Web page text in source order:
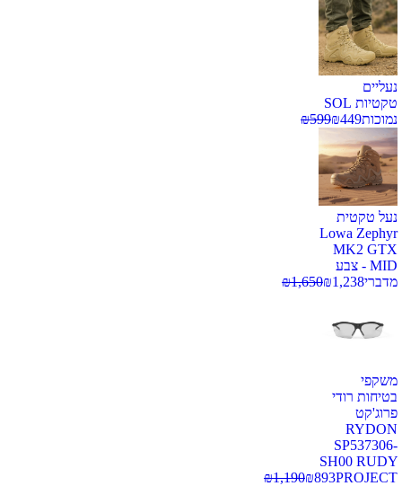
נעליים
טקטיות SOL
נמוכות
₪449
₪599
נעל טקטית
Lowa Zephyr
MK2 GTX
MID - צבע
מדברי
₪1,238
₪1,650
משקפי
בטיחות רודי
פרוג'קט
RYDON
SP537306-
SH00 RUDY
PROJECT
₪893
₪1,190